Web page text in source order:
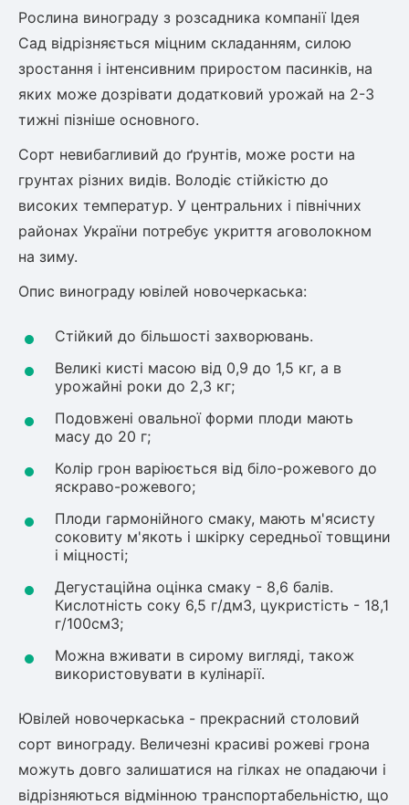
Рослина винограду з розсадника компанії Ідея
Сад відрізняється міцним складанням, силою
зростання і інтенсивним приростом пасинків, на
яких може дозрівати додатковий урожай на 2-3
тижні пізніше основного.
Сорт невибагливий до ґрунтів, може рости на
грунтах різних видів. Володіє стійкістю до
високих температур. У центральних і північних
районах України потребує укриття аговолокном
на зиму.
Опис винограду ювілей новочеркаська:
Стійкий до більшості захворювань.
Великі кисті масою від 0,9 до 1,5 кг, а в
урожайні роки до 2,3 кг;
Подовжені овальної форми плоди мають
масу до 20 г;
Колір грон варіюється від біло-рожевого до
яскраво-рожевого;
Плоди гармонійного смаку, мають м'ясисту
соковиту м'якоть і шкірку середньої товщини
і міцності;
Дегустаційна оцінка смаку - 8,6 балів.
Кислотність соку 6,5 г/дм3, цукристість - 18,1
г/100см3;
Можна вживати в сирому вигляді, також
використовувати в кулінарії.
Ювілей новочеркаська - прекрасний столовий
сорт винограду. Величезні красиві рожеві грона
можуть довго залишатися на гілках не опадаючи і
відрізняються відмінною транспортабельністю, що